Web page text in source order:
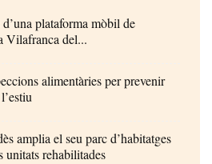
plataforma mòbil de
Vilafranca del...
alimentàries per prevenir
amplia el seu parc d’habitatges
unitats rehabilitades